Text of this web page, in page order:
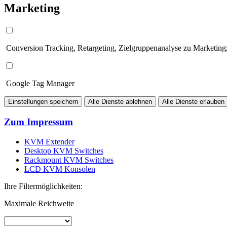
Marketing
Conversion Tracking, Retargeting, Zielgruppenanalyse zu
Google Tag Manager
Einstellungen speichern Alle Dienste ablehnen Alle Dienste erlauben
Zum Impressum
KVM Extender
Desktop KVM Switches
Rackmount KVM Switches
LCD KVM Konsolen
Ihre Filtermöglichkeiten:
Maximale Reichweite